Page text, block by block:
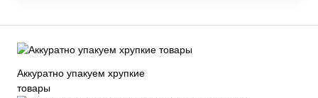
Аккуратно упакуем хрупкие
товары